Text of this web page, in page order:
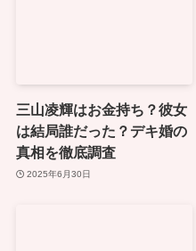
三山凌輝はお金持ち？彼女
は結局誰だった？デキ婚の
真相を徹底調査
2025年6月30日